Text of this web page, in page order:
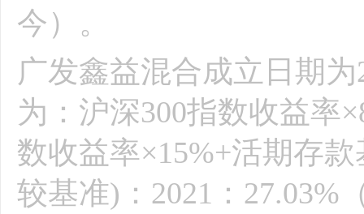
今）。
广发鑫益混合成立日期
为：沪深300指数收益率
数收益率×15%+活期存
较基准)：2021：27.03%